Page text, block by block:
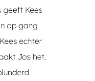
geeft Kees
op gang
echter
Jos het.